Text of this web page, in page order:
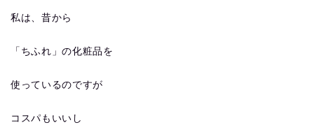
私は、昔から
「ちふれ」の化粧品を
使っているのですが
コスパもいいし